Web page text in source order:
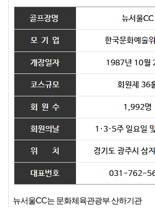
뉴서울CC는 문화체육관광부 산하기관